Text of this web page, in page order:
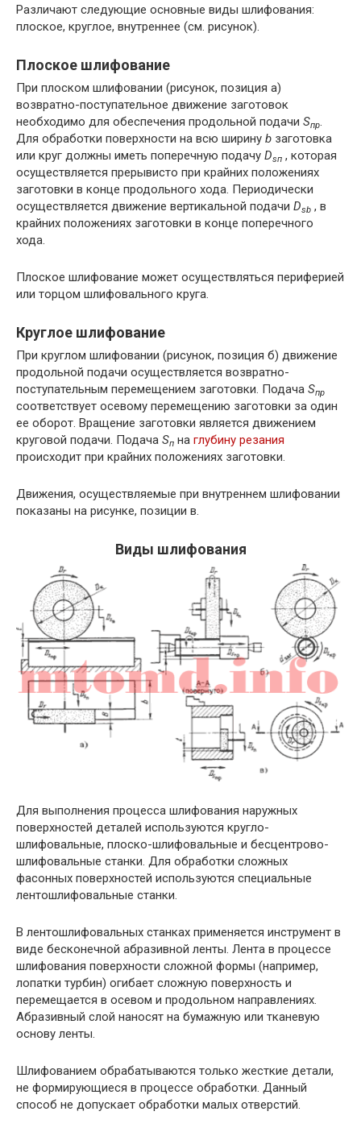
Различают следующие основные виды шлифования:
плоское, круглое, внутреннее (см. рисунок).
Плоское шлифование
При плоском шлифовании (рисунок, позиция а)
возвратно-поступательное движение заготовок
необходимо для обеспечения продольной подачи Sпр.
Для обработки поверхности на всю ширину b заготовка
или круг должны иметь поперечную подачу Dsп , которая
осуществляется прерывисто при крайних положениях
заготовки в конце продольного хода. Периодически
осуществляется движение вертикальной подачи Dsb , в
крайних положениях заготовки в конце поперечного
хода.
Плоское шлифование может осуществляться периферией
или торцом шлифовального круга.
Круглое шлифование
При круглом шлифовании (рисунок, позиция б) движение
продольной подачи осуществляется возвратно-
поступательным перемещением заготовки. Подача Sпр
соответствует осевому перемещению заготовки за один
ее оборот. Вращение заготовки является движением
круговой подачи. Подача Sп на глубину резания
происходит при крайних положениях заготовки.
Движения, осуществляемые при внутреннем шлифовании
показаны на рисунке, позиции в.
Виды шлифования
Для выполнения процесса шлифования наружных
поверхностей деталей используются кругло-
шлифовальные, плоско-шлифовальные и бесцентрово-
шлифовальные станки. Для обработки сложных
фасонных поверхностей используются специальные
лентошлифовальные станки.
В лентошлифовальных станках применяется инструмент в
виде бесконечной абразивной ленты. Лента в процессе
шлифования поверхности сложной формы (например,
лопатки турбин) огибает сложную поверхность и
перемещается в осевом и продольном направлениях.
Абразивный слой наносят на бумажную или тканевую
основу ленты.
Шлифованием обрабатываются только жесткие детали,
не формирующиеся в процессе обработки. Данный
способ не допускает обработки малых отверстий.